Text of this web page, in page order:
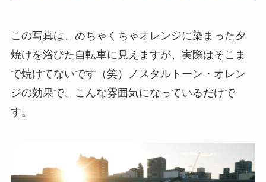
この写真は、めちゃくちゃオレンジに染まった夕
焼けを浴びた自転車に見えますが、実際はそこま
で焼けてないです（笑）ノスタルトーン・オレン
ジの効果で、こんな雰囲気になっているだけで
す。